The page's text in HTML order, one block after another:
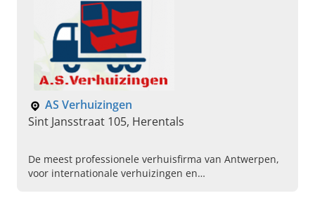
AS Verhuizingen
Sint Jansstraat 105, Herentals
De meest professionele verhuisfirma van Antwerpen,
voor internationale verhuizingen en